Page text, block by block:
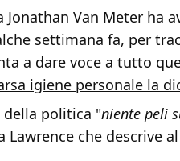
Van Meter ha
settimana fa, per
a dare voce a tutto
igiene personale la
della politica "niente peli
Lawrence che descrive